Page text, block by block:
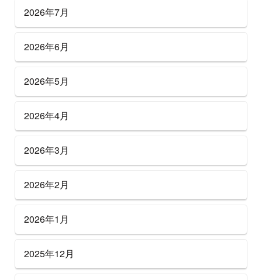
2026年7月
2026年6月
2026年5月
2026年4月
2026年3月
2026年2月
2026年1月
2025年12月